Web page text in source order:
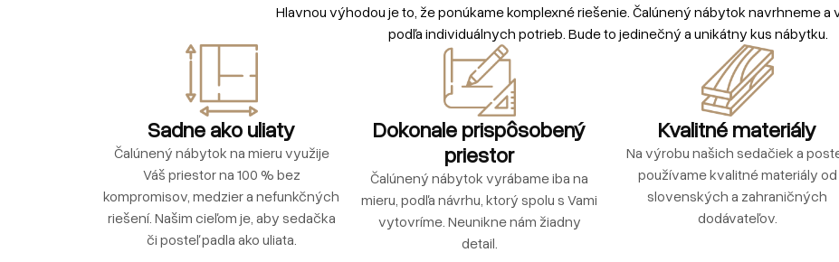
Hlavnou výhodou je to, že ponúkame komplexné riešenie. Čalúnený nábytok navrhneme a
podľa individuálnych potrieb. Bude to jedinečný a unikátny kus nábytku.
Sadne ako uliaty
Čalúnený nábytok na mieru využije
Váš priestor na 100 % bez
kompromisov, medzier a nefunkčných
riešení. Našim cieľom je, aby sedačka
či posteľ padla ako uliata.
Dokonale prispôsobený
priestor
Čalúnený nábytok vyrábame iba na
mieru, podľa návrhu, ktorý spolu s Vami
vytovríme. Neunikne nám žiadny
detail.
Kvalitné materiály
Na výrobu našich sedačiek a
používame kvalitné materiály od
slovenských a zahraničných
dodávateľov.